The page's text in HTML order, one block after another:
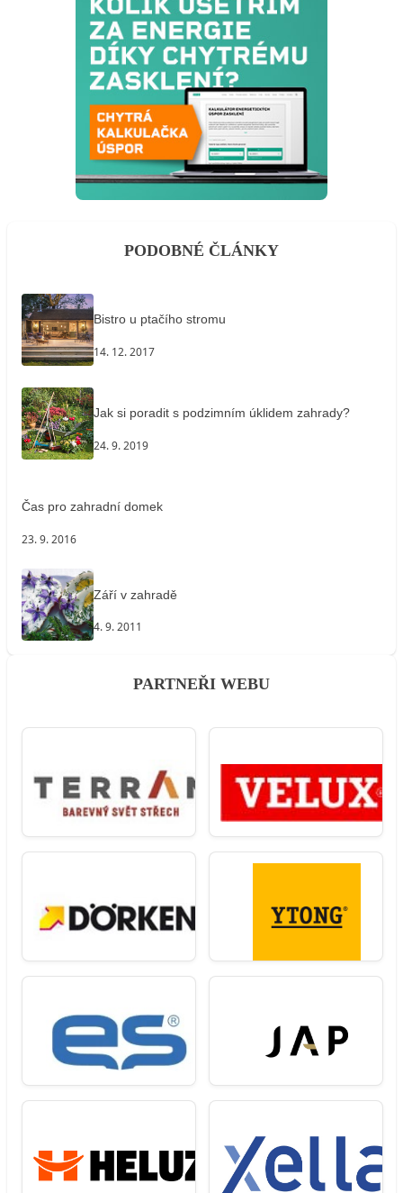
PODOBNÉ ČLÁNKY
Bistro u ptačího stromu
14. 12. 2017
Jak si poradit s podzimním úklidem zahrady?
24. 9. 2019
Čas pro zahradní domek
23. 9. 2016
Září v zahradě
4. 9. 2011
PARTNEŘI WEBU